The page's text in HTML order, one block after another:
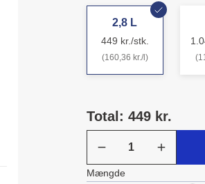
2,8 L
449 kr./stk.
(160,36 kr./l)
Total: 449 kr.
Mængde